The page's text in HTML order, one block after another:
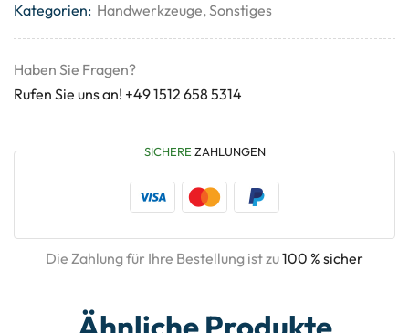
Kategorien: Handwerkzeuge,Sonstiges
Haben Sie Fragen?
Rufen Sie uns an! +49 1512 658 5314
SICHERE ZAHLUNGEN
Die Zahlung für Ihre Bestellung ist zu100 % sicher